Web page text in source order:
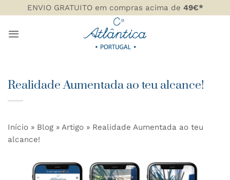
to
content
ENVIO GRATUITO em compras acima de 49€*
Realidade Aumentada ao teu alcance!
Início » Blog » Artigo » Realidade Aumentada ao teu
alcance!